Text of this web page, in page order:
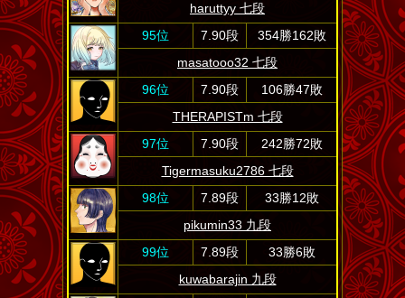
haruttyy 七段
95位
7.90段
354勝162敗
masatooo32 七段
96位
7.90段
106勝47敗
THERAPISTm 七段
97位
7.90段
242勝72敗
Tigermasuku2786 七段
98位
7.89段
33勝12敗
pikumin33 九段
99位
7.89段
33勝6敗
kuwabarajin 九段